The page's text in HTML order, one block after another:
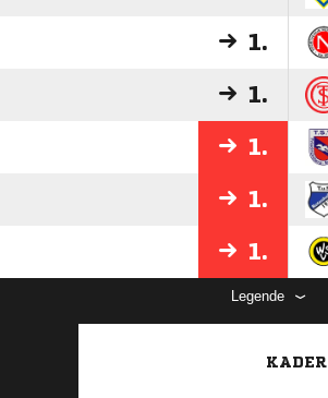
1.
1.
1.
1.
1.
Legende
KADER